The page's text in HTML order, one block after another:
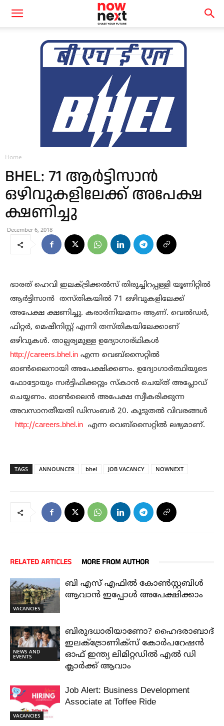
Home
BHEL: 71 ആർട്ടിസാൻ
ഒഴിവുകളിലേക്ക് അപേക്ഷ
ക്ഷണിച്ചു
December 6, 2018
ഭാരത് ഹെവി ഇലക്ട്രിക്കൽസ് തിരുച്ചിറപ്പള്ളി യൂണിറ്റിൽ
ആർട്ടിസാൻ തസ്തികയിൽ 71 ഒഴിവുകളിലേക്ക്
അപേക്ഷ ക്ഷണിച്ചു. കരാർനിയമനം ആണ്. വെൽഡർ,
ഫിറ്റർ, മെഷീനിസ്റ്റ് എന്നി തസ്‌തികയിലേക്കാണ്
ഒഴിവുകൾ. താല്പര്യമുള്ള ഉദ്യോഗാര്ഥികൾ
http://careers.bhel.in എന്ന വെബ്സൈറ്റിൽ
ഓൺലൈനായി അപേക്ഷിക്കണം. ഉദ്യോഗാർത്ഥിയുടെ
ഫോട്ടോയും സർട്ടിഫിക്കറ്റും സ്കാൻ ചെയ്ത് അപ്ലോഡ്
ചെയ്യണം. ഓൺലൈൻ അപേക്ഷ സ്വീകരിക്കുന്ന
അവസാനതീയതി ഡിസംബർ 20. കൂടുതൽ വിവരങ്ങൾ
http://careers.bhel.in എന്ന വെബ്സൈറ്റിൽ ലഭ്യമാണ്.
TAGS ANNOUNCER bhel JOB VACANCY NOWNEXT
RELATED ARTICLES MORE FROM AUTHOR
VACANCIES
ബി എസ് എഫിൽ കോൺസ്റ്റബിൾ
ആവാൻ ഇപ്പോൾ അപേക്ഷിക്കാം
NEWS AND
EVENTS
ബിരുദധാരിയാണോ? ഹൈദരാബാദ്
ഇലക്ട്രോണിക്സ് കോർപറേഷൻ
ഓഫ് ഇന്ത്യ ലിമിറ്റഡിൽ എൽ ഡി
ക്ലാർക്ക് ആവാം
VACANCIES
Job Alert: Business Development
Associate at Toffee Ride